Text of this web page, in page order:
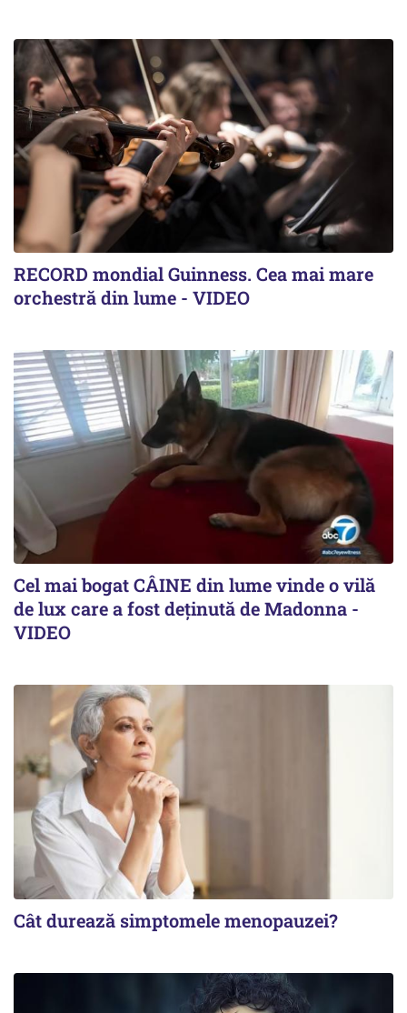
RECORD mondial Guinness. Cea mai mare
orchestră din lume - VIDEO
Cel mai bogat CÂINE din lume vinde o vilă
de lux care a fost deținută de Madonna -
VIDEO
Cât durează simptomele menopauzei?